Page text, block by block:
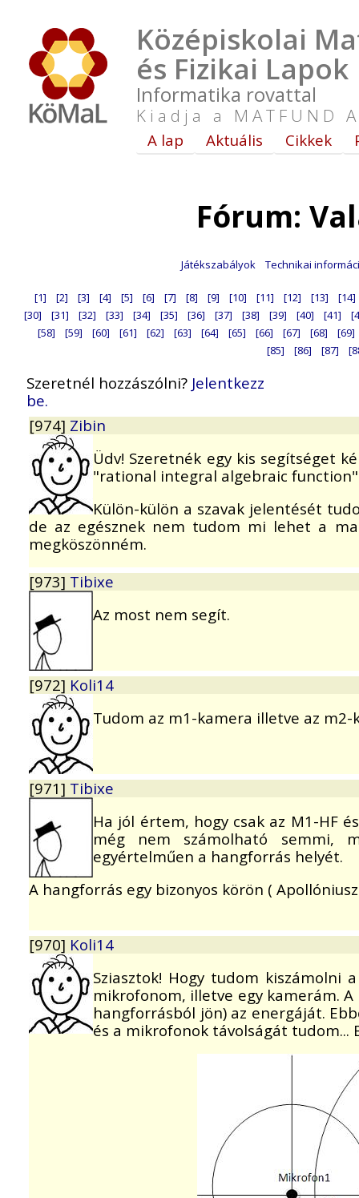
Középiskolai
és Fizikai Lapok
Informatika rovattal
Kiadja a MATFUND
A lap Aktuális Cikkek
Fórum:
Játékszabályok Technikai
[1] [2] [3] [4] [5] [6] [7] [8] [9] [10] [11] [12] [13]
[14]
[30]
[31] [32] [33] [34] [35] [36] [37] [38] [39] [40] [41]
[58]
[59] [60] [61] [62] [63] [64] [65] [66] [67] [68]
[69]
[85]
[86] [87]
Szeretnél hozzászólni? Jelentkezz
be.
[974] Zibin
Üdv! Szeretnék egy kis segítséget
"rational integral algebraic function"
Külön-külön a szavak jelentését
de az egésznek nem tudom mi lehet a
megköszönném.
[973] Tibixe
Az most nem segít.
[972] Koli14
Tudom az m1-kamera illetve az
[971] Tibixe
Ha jól értem, hogy csak az M1-HF
még nem számolható semmi,
egyértelműen a hangforrás helyét.
A hangforrás egy bizonyos körön (
[970] Koli14
Sziasztok! Hogy tudom kiszámolni
mikrofonom, illetve egy kamerám.
hangforrásból jön) az energáját.
és a mikrofonok távolságát tudom...